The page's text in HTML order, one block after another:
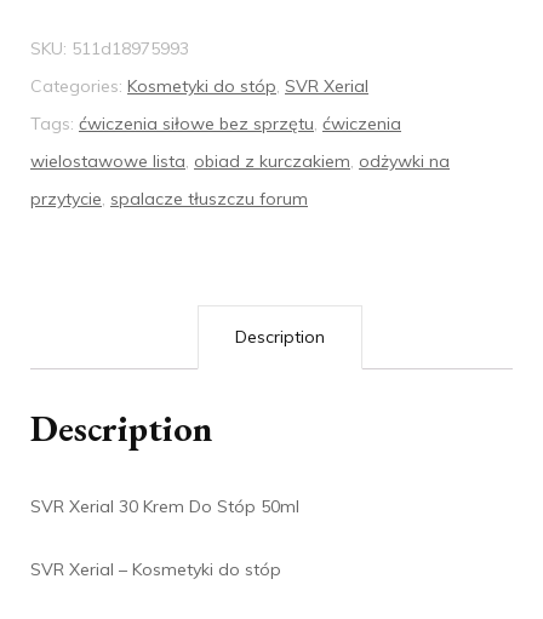
SKU: 511d18975993
Categories: Kosmetyki do stóp SVR Xerial
Tags: ćwiczenia siłowe bez sprzętu ćwiczenia
wielostawowe lista obiad z kurczakiem odżywki na
przytycie spalacze tłuszczu forum
Description
Description
SVR Xerial 30 Krem Do Stóp 50ml
SVR Xerial – Kosmetyki do stóp